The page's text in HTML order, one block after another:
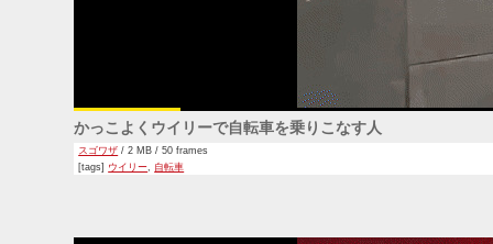
かっこよくウイリーで自転車を乗りこなす人
スゴワザ / 2 MB / 50 frames
[tags] ウイリー 自転車